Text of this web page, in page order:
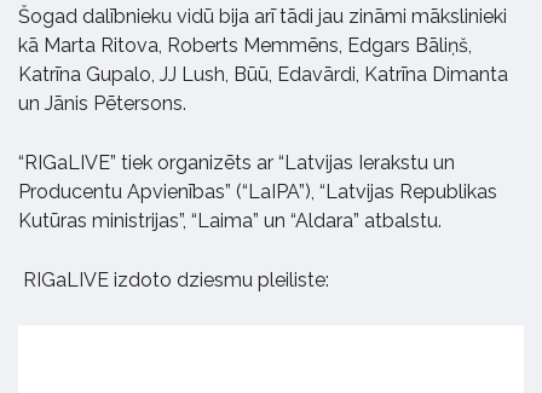
Šogad dalībnieku vidū bija arī tādi jau zināmi mākslinieki
kā Marta Ritova, Roberts Memmēns, Edgars Bāliņš,
Katrīna Gupalo, JJ Lush, Būū, Edavārdi, Katrīna Dimanta
un Jānis Pētersons.
“RIGaLIVE” tiek organizēts ar “Latvijas Ierakstu un
Producentu Apvienības” (“LaIPA”), “Latvijas Republikas
Kutūras ministrijas”, “Laima” un “Aldara” atbalstu.
RIGaLIVE izdoto dziesmu pleiliste: